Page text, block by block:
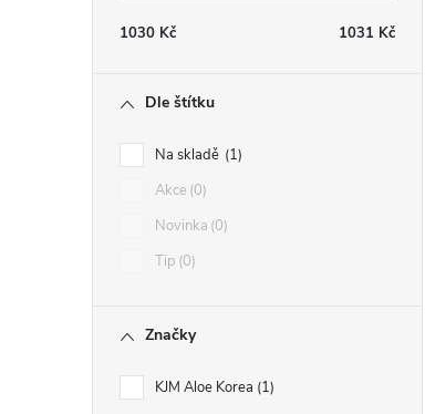
1030 Kč 1031 Kč
Dle štítku
Na skladě 1
Akce 0
Novinka 0
Tip 0
Značky
KJM Aloe Korea 1